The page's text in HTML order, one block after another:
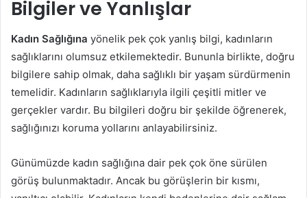
Bilgiler ve Yanlışlar
Kadın Sağlığına yönelik pek çok yanlış bilgi, kadınların
sağlıklarını olumsuz etkilemektedir. Bununla birlikte, doğru
bilgilere sahip olmak, daha sağlıklı bir yaşam sürdürmenin
temelidir. Kadınların sağlıklarıyla ilgili çeşitli mitler ve
gerçekler vardır. Bu bilgileri doğru bir şekilde öğrenerek,
sağlığınızı koruma yollarını anlayabilirsiniz.
Günümüzde kadın sağlığına dair pek çok öne sürülen
görüş bulunmaktadır. Ancak bu görüşlerin bir kısmı,